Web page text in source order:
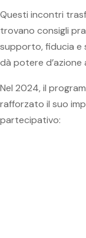
Questi incontri
trovano consigli
supporto, fiducia e
dà potere d’azione
Nel 2024, il
rafforzato il suo
partecipativo: